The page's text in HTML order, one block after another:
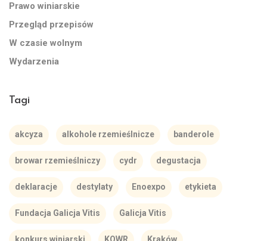
Prawo winiarskie
Przegląd przepisów
W czasie wolnym
Wydarzenia
Tagi
akcyza alkohole rzemieślnicze banderole
browar rzemieślniczy cydr degustacja
deklaracje destylaty Enoexpo etykieta
Fundacja Galicja Vitis Galicja Vitis